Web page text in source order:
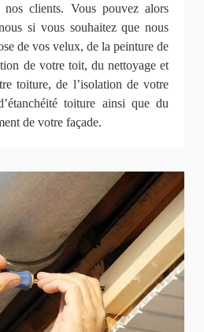
clients. Vous pouvez alors
si vous souhaitez que nous
de vos velux, de la peinture de
de votre toit, du nettoyage et
toiture, de l’isolation de votre
toiture ainsi que du
de votre façade.